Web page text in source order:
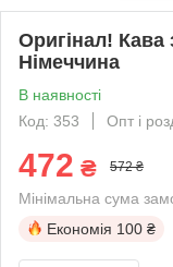
Оригінал! Кава
Німеччина
В наявності
Код: 353
Опт і
472 ₴ 572 ₴
Мінімальна сума
Економія 100 ₴